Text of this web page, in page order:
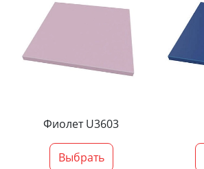
Фиолет U3603
Выбрать